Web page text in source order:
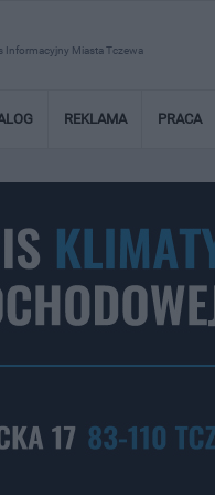
Informacyjny Miasta Tczewa
REKLAMA PRACA